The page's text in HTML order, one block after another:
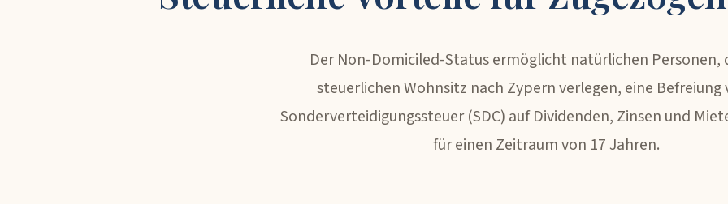
Der Non-Domiciled-Status ermöglicht natürlichen Personen,
steuerlichen Wohnsitz nach Zypern verlegen, eine Befreiung
Sonderverteidigungssteuer (SDC) auf Dividenden, Zinsen und
für einen Zeitraum von 17 Jahren.